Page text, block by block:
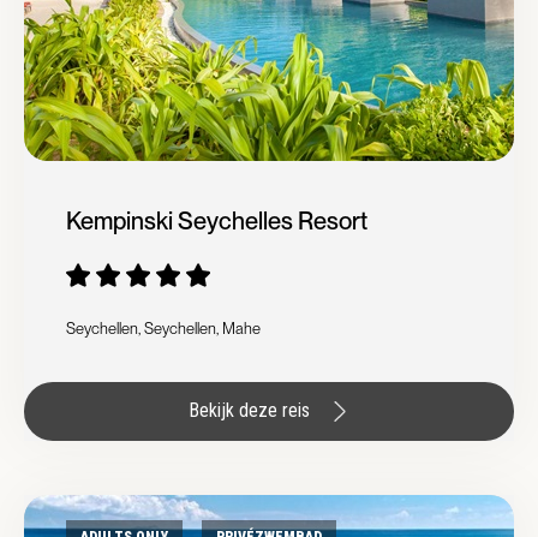
Kempinski Seychelles Resort
Seychellen, Seychellen, Mahe
Bekijk deze reis